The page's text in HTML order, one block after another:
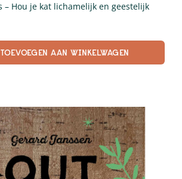
– Hou je kat lichamelijk en geestelijk
je kat lichamelijk en geestelijk gezond aantal
TOEVOEGEN AAN WINKELWAGEN